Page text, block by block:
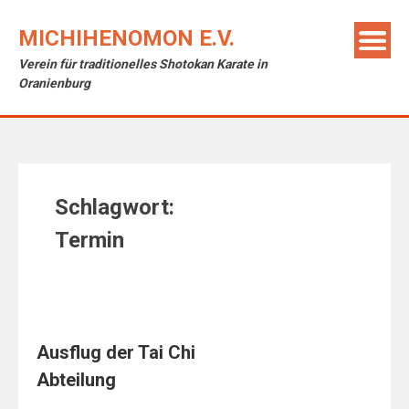
MICHIHENOMON E.V.
Verein für traditionelles Shotokan Karate in
Oranienburg
Schlagwort:
Termin
Ausflug der Tai Chi
Abteilung